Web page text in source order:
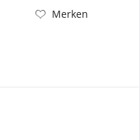
Merken